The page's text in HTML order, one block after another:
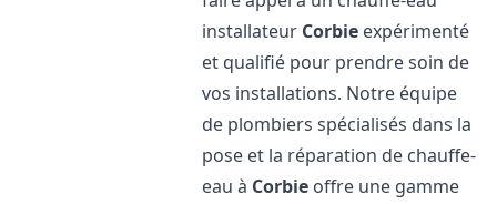
installateur Corbie expérimenté
et qualifié pour prendre soin de
vos installations. Notre équipe
de plombiers spécialisés dans la
pose et la réparation de chauffe-
eau à Corbie offre une gamme